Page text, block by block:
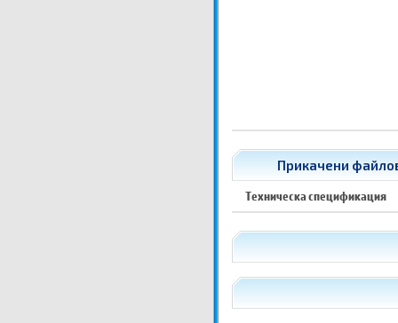
Прикачени
Техническа спецификация